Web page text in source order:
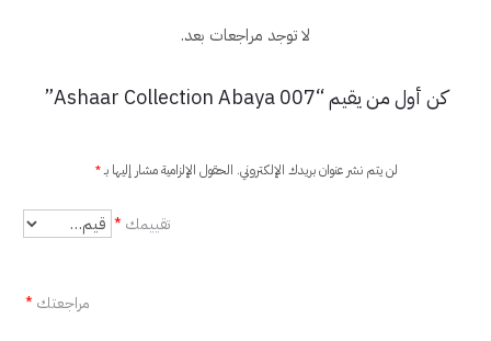
لا توجد مراجعات بعد.
كن أول من يقيم “Ashaar Collection Abaya 007”
لن يتم نشر عنوان بريدك الإلكتروني. الحقول الإلزامية مشار إليها بـ*
تقييمك *
مراجعتك *